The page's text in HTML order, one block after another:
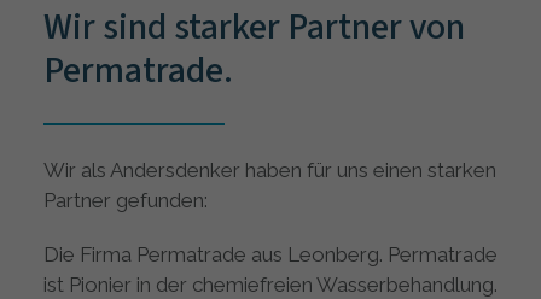
Wir sind starker Partner von
Permatrade.
Wir als Andersdenker haben für uns einen starken
Partner gefunden:
Die Firma Permatrade aus Leonberg. Permatrade
ist Pionier in der chemiefreien Wasserbehandlung.